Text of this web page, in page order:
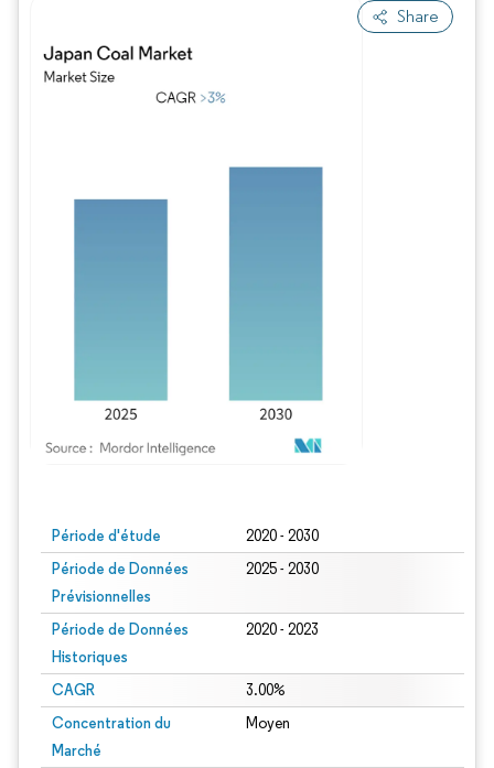
Share
Période d'étude 2020 - 2030
Période de Données
Prévisionnelles
2025 - 2030
Période de Données
Historiques
2020 - 2023
CAGR 3.00%
Concentration du
Marché
Moyen